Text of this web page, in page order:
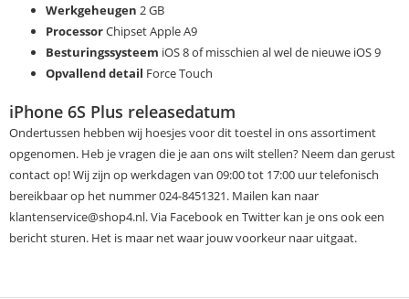
Werkgeheugen 2 GB
ProcessorChipset Apple A9
Besturingssysteem iOS 8 of misschien al wel de nieuwe iOS 9
Opvallend detail Force Touch
iPhone 6S Plus releasedatum
Ondertussen hebben wij hoesjes voor dit toestel in ons assortiment
opgenomen. Heb je vragen die je aan ons wilt stellen? Neem dan gerust
contact op! Wij zijn op werkdagen van 09:00 tot 17:00 uur telefonisch
bereikbaar op het nummer 024-8451321. Mailen kan naar
klantenservice@shop4.nl. Via Facebook en Twitter kan je ons ook een
bericht sturen. Het is maar net waar jouw voorkeur naar uitgaat.